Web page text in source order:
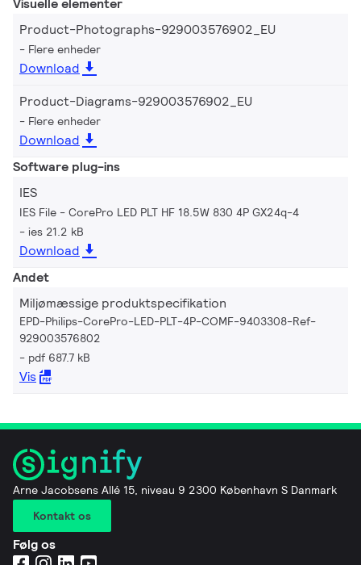
Visuelle elementer
Product-Photographs-929003576902_EU
Flere enheder
Download
Product-Diagrams-929003576902_EU
Flere enheder
Download
Software plug-ins
IES
IES File - CorePro LED PLT HF 18.5W 830 4P GX24q-4
ies 21.2 kB
Download
Andet
Miljømæssige produktspecifikation
EPD-Philips-CorePro-LED-PLT-4P-COMF-9403308-Ref-
929003576802
pdf 687.7 kB
Vis
Arne Jacobsens Allé 15, niveau 9 2300 København S Danmark
Kontakt os
Følg os